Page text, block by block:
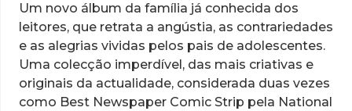
Um novo álbum da família já conhecida dos
leitores, que retrata a angústia, as contrariedades
e as alegrias vividas pelos pais de adolescentes.
Uma colecção imperdível, das mais criativas e
originais da actualidade, considerada duas vezes
como Best Newspaper Comic Strip pela National